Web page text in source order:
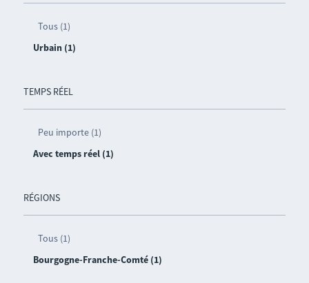
Tous (1)
Urbain (1)
TEMPS RÉEL
Peu importe (1)
Avec temps réel (1)
RÉGIONS
Tous (1)
Bourgogne-Franche-Comté (1)